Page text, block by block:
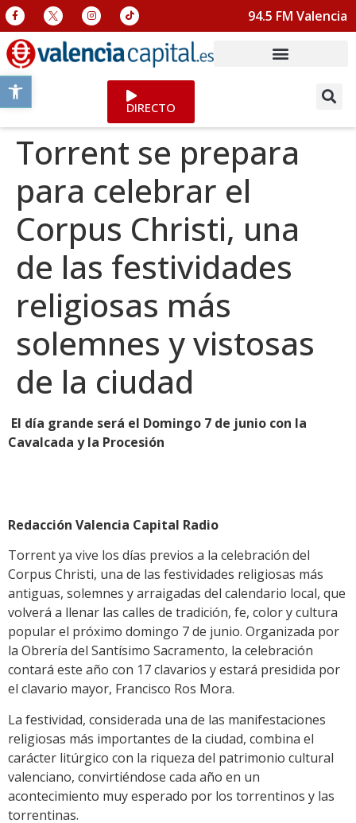
Abrir barra de herramientas
94.5 FM Valencia
DIRECTO
Torrent se prepara
para celebrar el
Corpus Christi, una
de las festividades
religiosas más
solemnes y vistosas
de la ciudad
El día grande será el Domingo 7 de junio con la
Cavalcada y la Procesión
Redacción Valencia Capital Radio
Torrent ya vive los días previos a la celebración del
Corpus Christi, una de las festividades religiosas más
antiguas, solemnes y arraigadas del calendario local, que
volverá a llenar las calles de tradición, fe, color y cultura
popular el próximo domingo 7 de junio. Organizada por
la Obrería del Santísimo Sacramento, la celebración
contará este año con 17 clavarios y estará presidida por
el clavario mayor, Francisco Ros Mora.
La festividad, considerada una de las manifestaciones
religiosas más importantes de la ciudad, combina el
carácter litúrgico con la riqueza del patrimonio cultural
valenciano, convirtiéndose cada año en un
acontecimiento muy esperado por los torrentinos y las
torrentinas.